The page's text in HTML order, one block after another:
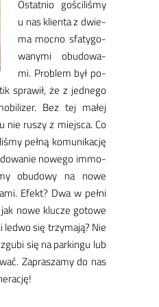
Ostat­nio go­ści­li­śmy
u nas klien­ta z dwie­
ma moc­no sfa­ty­go­
wa­ny­mi obu­do­wa­
mi. Pro­blem był po­
spra­wił, że z jed­ne­go
Bez tej ma­łej
nie ru­szy z miej­sca. ​Co
peł­ną ko­mu­ni­ka­cję
no­we­go im­mo­
obu­do­wy na no­we
Efekt? Dwa w peł­ni
no­we klu­cze go­to­we
le­d­wo się trzy­ma­ją? Nie
się na par­kin­gu lub
Za­pra­sza­my do nas